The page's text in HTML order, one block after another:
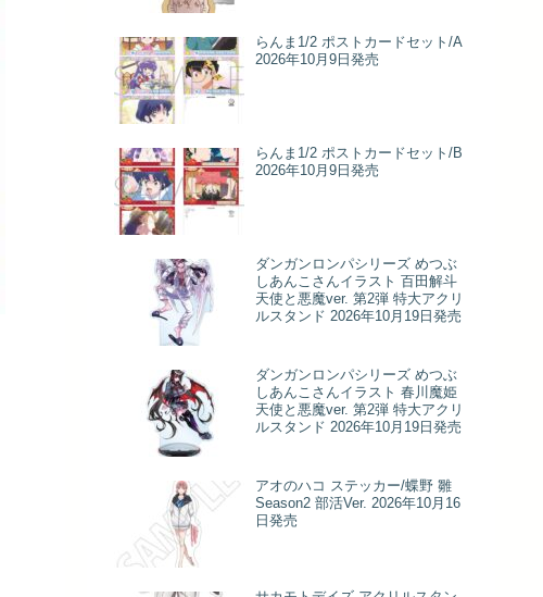
らんま1/2 ポストカードセット/A
2026年10月9日発売
らんま1/2 ポストカードセット/B
2026年10月9日発売
ダンガンロンパシリーズ めつぶ
しあんこさんイラスト 百田解斗
天使と悪魔ver. 第2弾 特大アクリ
ルスタンド 2026年10月19日発売
ダンガンロンパシリーズ めつぶ
しあんこさんイラスト 春川魔姫
天使と悪魔ver. 第2弾 特大アクリ
ルスタンド 2026年10月19日発売
アオのハコ ステッカー/蝶野 雛
Season2 部活Ver. 2026年10月16
日発売